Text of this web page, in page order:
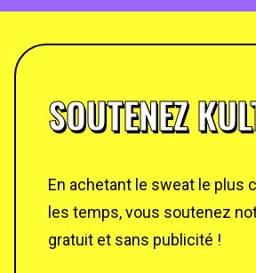
SOUTENEZ
En achetant le sweat le plus
les temps, vous soutenez
gratuit et sans publicité !